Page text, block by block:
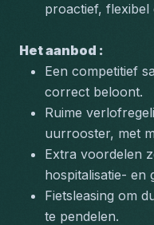
proactief, flexibel
Het aanbod :
Een competitief
correct beloont.
Ruime
uurrooster, met
Extra voordelen
hospitalisatie- en
Fietsleasing om
te pendelen.